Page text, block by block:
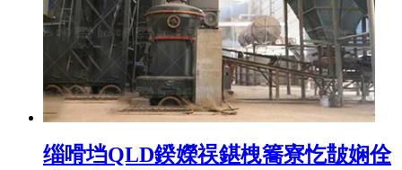
缁嗗垱QLD鍨嬫祦鍖栧簥寮忔皵娴佺